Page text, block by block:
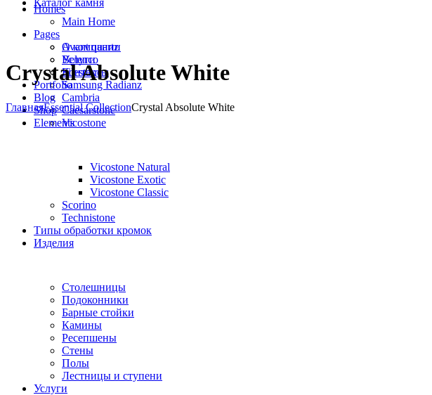
Каталог камня
Avant quartz
Belenco
Silestone
Samsung Radianz
Сambria
Сaesarstone
Vicostone
Vicostone Natural
Vicostone Exotic
Vicostone Classic
Scorino
Technistone
Типы обработки кромок
Изделия
Столешницы
Подоконники
Барные стойки
Камины
Ресепшены
Стены
Полы
Лестницы и ступени
Услуги
Homes
Main Home
Pages
О компании
Услуги
Контакты
Portfolio
Blog
Shop
Elements
Crystal Absolute White
ГлавнаяEssential CollectionCrystal Absolute White